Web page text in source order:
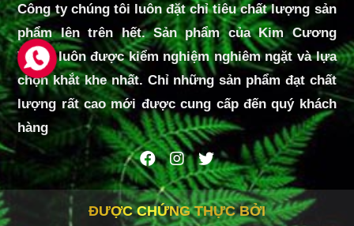
Hotline: 1800234563 hoặc 1800272758
Hoặc mua trực tiếp tại cửa hàng: 571E Cách Mạng
Tháng 8, Phường 15, Quận 10, TP. HCM
Công ty chúng tôi luôn đặt chỉ tiêu chất lượng sản
phẩm lên trên hết. Sản phẩm của Kim Cương
Vàng luôn được kiểm nghiệm nghiêm ngặt và lựa
chọn khắt khe nhất. Chỉ những sản phẩm đạt chất
lượng rất cao mới được cung cấp đến quý khách
hàng
ĐƯỢC CHỨNG THỰC BỞI